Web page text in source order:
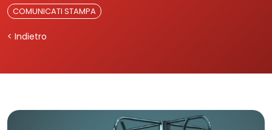
COMUNICATI STAMPA
< Indietro